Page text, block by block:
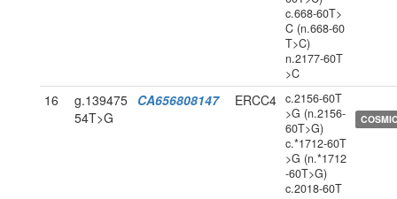
c.668-60T>
C (n.668-60
T>C)
n.2177-60T
>C
16
g.139475
54T>G
CA656808147 ERCC4 c.2156-60T
>G (n.2156-
60T>G)
c.*1712-60T
>G (n.*1712
-60T>G)
c.2018-60T